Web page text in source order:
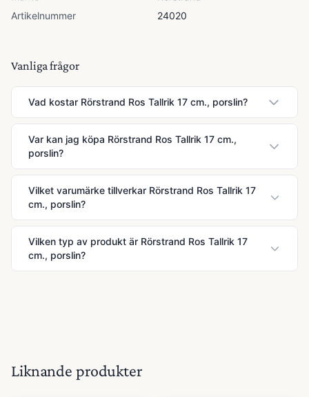
Artikelnummer
24020
Vanliga frågor
Vad kostar Rörstrand Ros Tallrik 17 cm., porslin?
Var kan jag köpa Rörstrand Ros Tallrik 17 cm.,
porslin?
Vilket varumärke tillverkar Rörstrand Ros Tallrik 17
cm., porslin?
Vilken typ av produkt är Rörstrand Ros Tallrik 17
cm., porslin?
Liknande produkter